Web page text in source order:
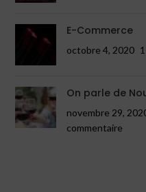
E-Commerce
octobre 4, 2020
On parle de
novembre 29,
commentaire